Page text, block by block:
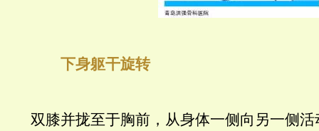
下身躯干旋转
双膝并拢至于胸前，从身体一侧向另一侧